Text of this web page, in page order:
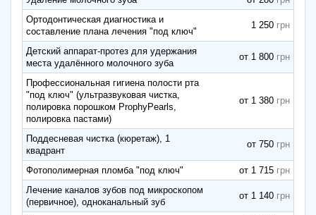
Ортодонтическая диагностика и
составление плана лечения "под ключ"
1 250
Детский аппарат-протез для удержания
места удалённого молочного зуба
от 1 800
Профессиональная гигиена полости рта
"под ключ" (ультразвуковая чистка,
полировка порошком ProphyPearls,
полировка пастами)
от 1 380
Поддесневая чистка (кюретаж), 1
квадрант
от 750
Фотополимерная пломба "под ключ"
от 1 715
Лечение каналов зубов под микроскопом
(первичное), одноканальный зуб
от 1 140